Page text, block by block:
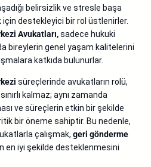
belirsizlik ve stresle başa
için destekleyici bir rol üstlenirler.
Avukatları,sadece hukuki
bireylerin genel yaşam kalitelerini
katkıda bulunurlar.
süreçlerinde avukatların rolü,
kalmaz; aynı zamanda
ve süreçlerin etkin bir şekilde
bir öneme sahiptir. Bu nedenle,
çalışmak, geri gönderme
en iyi şekilde desteklenmesini